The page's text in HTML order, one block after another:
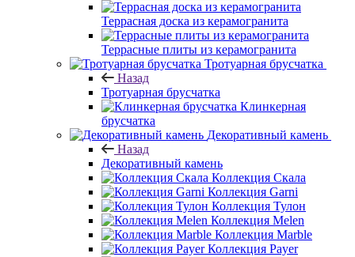
Террасная доска из керамогранита
Террасные плиты из керамогранита
Тротуарная брусчатка
Назад
Тротуарная брусчатка
Клинкерная
брусчатка
Декоративный камень
Назад
Декоративный камень
Коллекция Скала
Коллекция Garni
Коллекция Тулон
Коллекция Melen
Коллекция Marble
Коллекция Payer